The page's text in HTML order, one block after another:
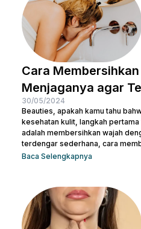
masih ada cara lainnya untuk
Cara
Menjaganya agar
30/05/2024
Beauties, apakah kamu tahu
kesehatan kulit, langkah
adalah membersihkan wajah
terdengar sederhana, cara
memiliki peran krusial dalam
mempersiapkan kulit untuk
selanjutnya. Micellar water
efektif dan praktis, terutama
kotoran saat...
Baca Selengkapnya